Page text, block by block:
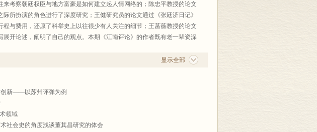
考察朝廷权臣与地方富豪是如何建立起人情网络的；陈忠平教授的论文
所扮演的角色进行了深度研究；王健研究员的论文通过《张廷济日记》
与费用，还原了科举史上以往很少有人关注的细节；王菡薇教授的论文
开论述，阐明了自己的观点。本期《江南评论》的作者既有老一辈资深
显示全部
创新——以苏州评弹为例
领域
社会史的角度浅谈董其昌研究的体会